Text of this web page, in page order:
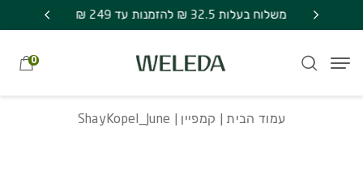
Skip to Content
משלוח בעלות 32.5 ₪ להזמנות עד 249 ₪
0
עמוד הבית קמפיין
ShayKopel_June
בחזרה למעלה